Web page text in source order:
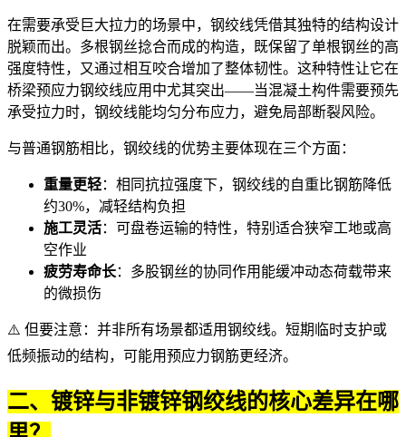
在需要承受巨大拉力的场景中， 钢绞线凭借其独特的结构设计
脱颖而出。多根钢丝捻合而成的构造，既保留了单根钢丝的高
强度特性，又通过相互咬合增加了整体韧性。这种特性让它在
桥梁预应力钢绞线应用中尤其突出——当混凝土构件需要预先
承受拉力时，钢绞线能均匀分布应力，避免局部断裂风险。
与普通钢筋相比，钢绞线的优势主要体现在三个方面：
重量更轻：相同抗拉强度下，钢绞线的自重比钢筋降低
约30%，减轻结构负担
施工灵活：可盘卷运输的特性，特别适合狭窄工地或高
空作业
疲劳寿命长：多股钢丝的协同作用能缓冲动态荷载带来
的微损伤
⚠️ 但要注意：并非所有场景都适用钢绞线。短期临时支护或
低频振动的结构，可能用预应力钢筋更经济。
二、镀锌与非镀锌钢绞线的核心差异在哪